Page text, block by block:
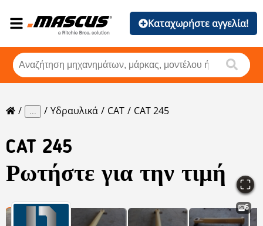
Καταχωρήστε αγγελία!
... Υδραυλικά CAT CAT 245
CAT 245
Ρωτήστε για την τιμή
6